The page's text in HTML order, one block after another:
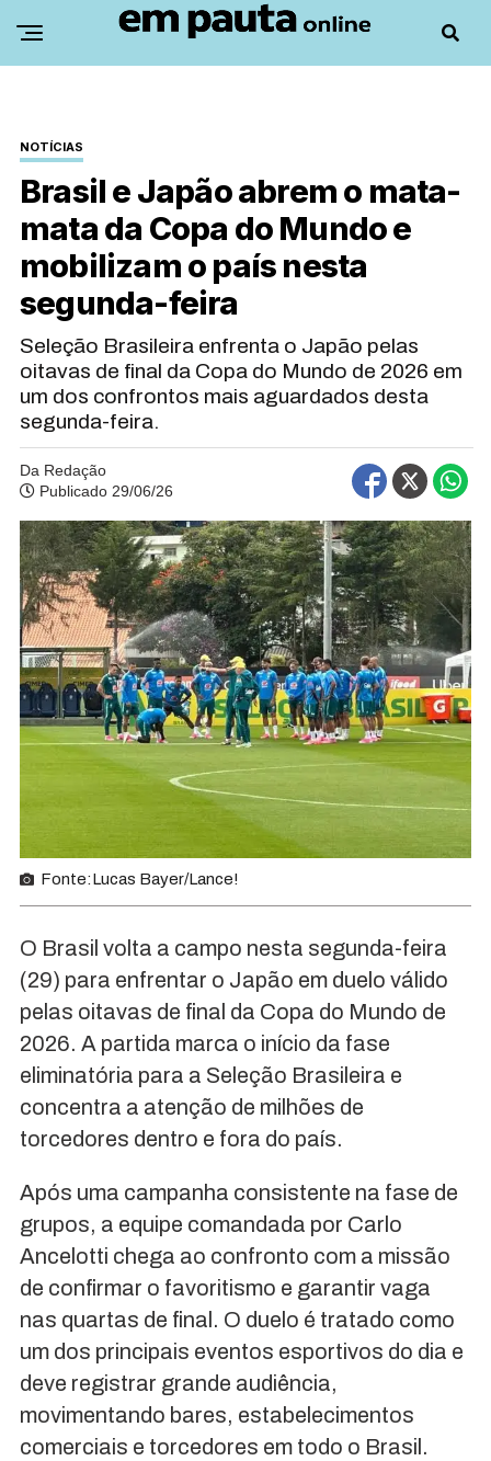
NOTÍCIAS
Brasil e Japão abrem o mata-
mata da Copa do Mundo e
mobilizam o país nesta
segunda-feira
Seleção Brasileira enfrenta o Japão pelas
oitavas de final da Copa do Mundo de 2026 em
um dos confrontos mais aguardados desta
segunda-feira.
Da Redação
Publicado 29/06/26
Fonte:Lucas Bayer/Lance!
O Brasil volta a campo nesta segunda-feira
(29) para enfrentar o Japão em duelo válido
pelas oitavas de final da Copa do Mundo de
2026. A partida marca o início da fase
eliminatória para a Seleção Brasileira e
concentra a atenção de milhões de
torcedores dentro e fora do país.
Após uma campanha consistente na fase de
grupos, a equipe comandada por Carlo
Ancelotti chega ao confronto com a missão
de confirmar o favoritismo e garantir vaga
nas quartas de final. O duelo é tratado como
um dos principais eventos esportivos do dia e
deve registrar grande audiência,
movimentando bares, estabelecimentos
comerciais e torcedores em todo o Brasil.